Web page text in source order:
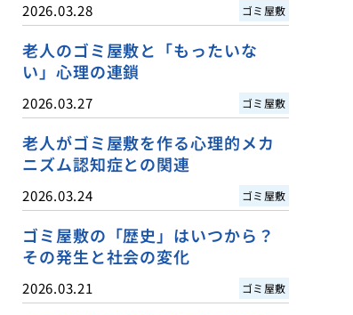
2026.03.28 ゴミ屋敷
老人のゴミ屋敷と「もったいな
い」心理の連鎖
2026.03.27 ゴミ屋敷
老人がゴミ屋敷を作る心理的メカ
ニズム認知症との関連
2026.03.24 ゴミ屋敷
ゴミ屋敷の「歴史」はいつから？
その発生と社会の変化
2026.03.21 ゴミ屋敷